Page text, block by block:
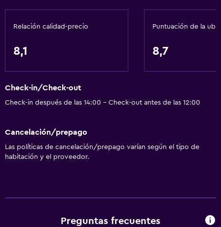
Relación calidad-precio
8,1
Puntuación de la
8,7
Check-in/Check-out
Check-in después de las 14:00 - Check-out antes de las 12:00
Cancelación/prepago
Las políticas de cancelación/prepago varían según el tipo de
habitación y el proveedor.
Preguntas frecuentes